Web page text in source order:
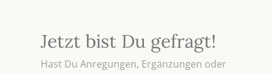
Jetzt bist Du gefragt!
Hast Du Anregungen, Ergänzungen oder